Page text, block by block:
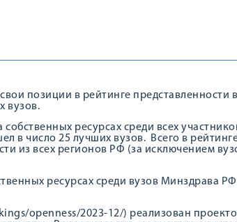
позиции в рейтинге представленности
вузов.
ресурсах среди всех
в число 25 лучших вузов. Всего в
из всех регионов РФ (за исключением
ресурсах среди вузов Минздрава РФ
openness/2023-12/) реализован